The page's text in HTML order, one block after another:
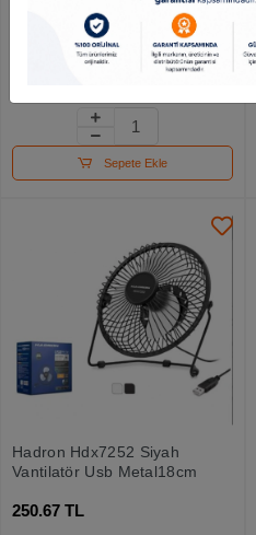
Real Özs Digital Hassas
Terazi 5kg Özs-1918
Sepete Ekle
Hadron Hdx7252 Siyah
Vantilatör Usb Metal18cm
250.67 TL